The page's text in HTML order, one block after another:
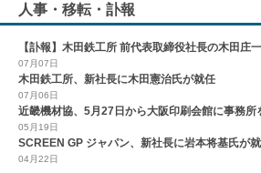
人事・移転・訃報
【訃報】木田鉄工所 前代表取締役社長の木田庄
07月07日
木田鉄工所、新社長に木田憲治氏が就任
07月06日
近畿機材協、5月27日から大阪印刷会館に事務所
05月19日
SCREEN GP ジャパン、新社長に岩本将基氏が
04月22日